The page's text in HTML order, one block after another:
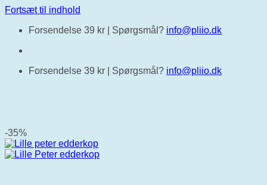
Fortsæt til indhold
Forsendelse 39 kr | Spørgsmål? info@pliio.dk
Forsendelse 39 kr | Spørgsmål? info@pliio.dk
-35%